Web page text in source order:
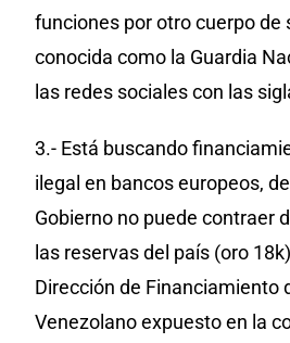
funciones por otro cuerpo de
conocida como la Guardia
las redes sociales con las
3.- Está buscando
ilegal en bancos europeos,
Gobierno no puede contraer
las reservas del país (oro
Dirección de Financiamiento
Venezolano expuesto en la